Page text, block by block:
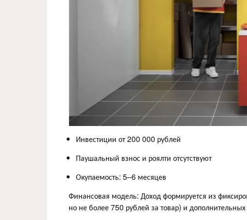
Инвестиции от 200 000 рублей
Паушальный взнос и роялти отсутствуют
Окупаемость: 5–6 месяцев
Финансовая модель: Доход формируется из
но не более 750 рублей за товар) и